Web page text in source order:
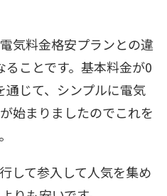
気料金格安プランとの違
ことです。基本料金が0
じて、シンプルに電気
始まりましたのでこれを
して参入して人気を集め